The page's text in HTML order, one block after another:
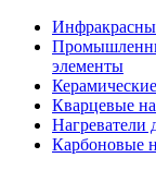
элементы
Кварцевые
Нагреватели
Карбоновые